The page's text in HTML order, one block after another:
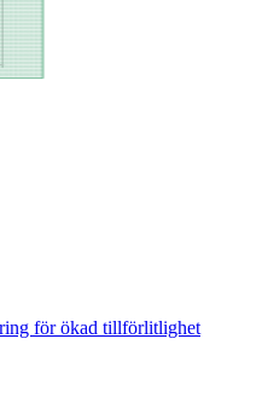
för ökad tillförlitlighet